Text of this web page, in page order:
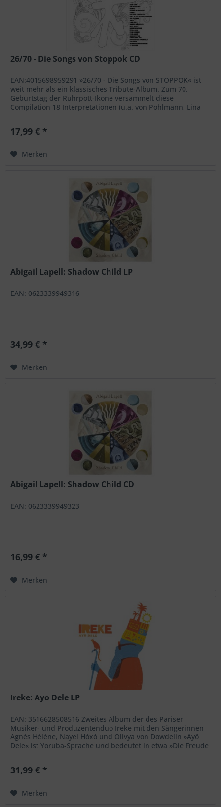
26/70 - Die Songs von Stoppok CD
EAN:4015698959291 »26/70 - Die Songs von STOPPOK« ist
weit mehr als ein klassisches Tribute-Album. Zum 70.
Geburtstag der Ruhrpott-Ikone versammelt diese
Compilation 18 Interpretationen (u.a. von Pohlmann, Lina
17,99 € *
Merken
Abigail Lapell: Shadow Child LP
EAN: 0623339949316
34,99 € *
Merken
Abigail Lapell: Shadow Child CD
EAN: 0623339949323
16,99 € *
Merken
Ireke: Ayo Dele LP
EAN: 3516628508516 Zweites Album der des Pariser
Musiker- und Produzentenduo Ireke mit den Sängerinnen
Agnès Hélène, Nayel Hóxò und Olivya von Dowdelin »Ayô
Dele« ist Yoruba-Sprache und bedeutet in etwa »Die Freude
31,99 € *
Merken